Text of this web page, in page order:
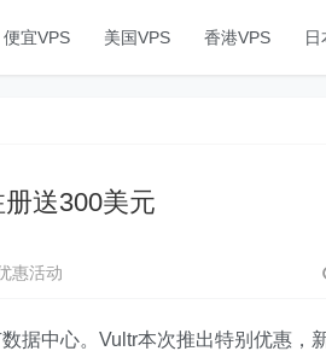
便宜VPS 美国VPS 香港VPS 日
送300美元
惠活动
据中心。Vultr本次推出特别优惠，